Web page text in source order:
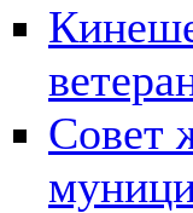
Совет